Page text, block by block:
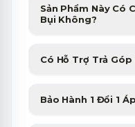
Sản Phẩm Này Có
Bụi Không?
Sản phẩm được trang bị
giúp bạn yên tâm sử
Có Hỗ Trợ Trả Góp
Minh Phát Mobile hỗ trợ
công ty tài chính với thủ
Bảo Hành 1 Đổi 1